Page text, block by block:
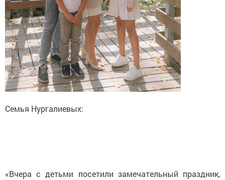
Семья Нургалиевых:
«Вчера с детьми посетили замечательный праздник,